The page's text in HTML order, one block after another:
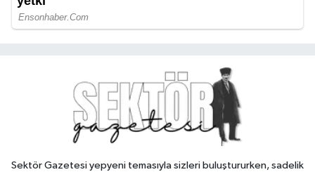
Sektör Gazetesi yepyeni temasıyla sizleri buluştururken, sadelik